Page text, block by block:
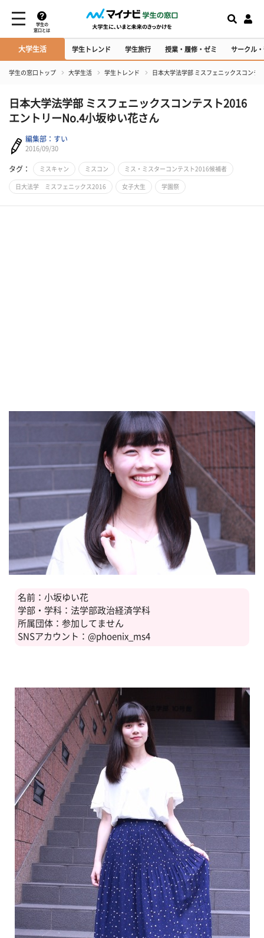
学生の
窓口とは
大学生活 学生トレンド 学生旅行 授業・履修・ゼミ サークル
学生の窓口トップ 大学生活 学生トレンド 日本大学法学部 ミスフェニックスコン
日本大学法学部 ミスフェニックスコンテスト2016
エントリーNo.4小坂ゆい花さん
編集部：すい
2016/09/30
タグ： ミスキャン ミスコン ミス・ミスターコンテスト2016候補者
日大法学 ミスフェニックス2016 女子大生 学園祭
名前：小坂ゆい花
学部・学科：法学部政治経済学科
所属団体：参加してません
SNSアカウント：@phoenix_ms4